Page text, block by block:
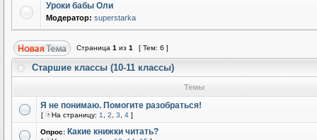
Уроки бабы Оли
Модератор: superstarka
Страница 1 из 1 [ Тем: 6 ]
Старшие классы (10-11 классы)
Темы
Я не понимаю. Помогите разобраться!
[ На страницу: 1 2 3 4 ]
Опрос: Какие книжки читать?